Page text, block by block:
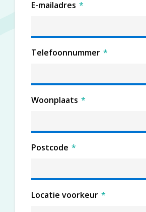
E-mailadres *
Telefoonnummer *
Woonplaats *
Postcode *
Locatie voorkeur *